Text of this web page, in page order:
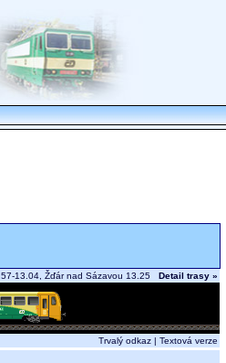
13.04, Žďár nad Sázavou 13.25 Detail trasy »
Trvalý odkaz | Textová verze